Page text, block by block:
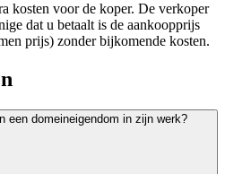
kosten voor de koper. De verkoper
dat u betaalt is de aankoopprijs
prijs) zonder bijkomende kosten.
een domeineigendom in zijn werk?